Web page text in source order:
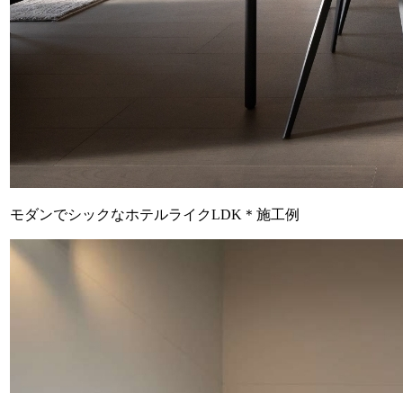
モダンでシックなホテルライクLDK＊施工例